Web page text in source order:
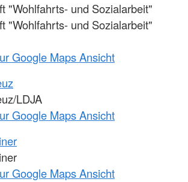
"Wohlfahrts- und Sozialarbeit"
"Wohlfahrts- und Sozialarbeit"
Google Maps Ansicht
LDJA
Google Maps Ansicht
Google Maps Ansicht